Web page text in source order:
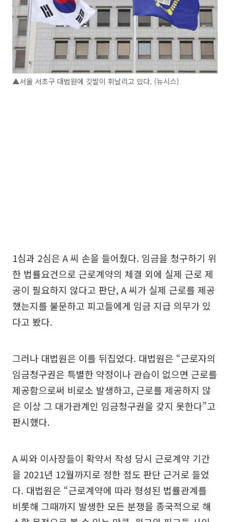
▲서울 서초구 대법원에 깃발이 휘날리고 있다. (뉴시스)
1심과 2심은 A 씨 손을 들어줬다. 임금을 청구하기 위
한 법률요건으로 근로계약의 체결 외에 실제 근로 제
공이 필요하지 않다고 판단, A 씨가 실제 근로를 제공
했는지를 불문하고 피고들에게 임금 지급 의무가 있
다고 봤다.
그러나 대법원은 이를 뒤집었다. 대법원은 “근로자의
임금청구권은 특별한 약정이나 관습이 없으면 근로를
제공함으로써 비로소 발생하고, 근로를 제공하지 않
은 이상 그 대가관계인 임금청구권을 갖지 못한다”고
판시했다.
A 씨와 이사장들이 확약서 작성 당시 근로계약 기간
을 2021년 12월까지로 정한 점도 판단 근거로 들었
다. 대법원은 “근로계약에 따라 형성된 법률관계를
비롯해 그때까지 발생한 모든 분쟁을 종국적으로 해